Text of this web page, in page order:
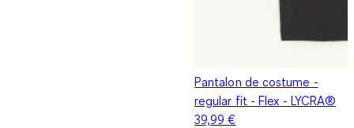
Pantalon de costume -
regular fit - Flex - LYCRA®
39,99 €